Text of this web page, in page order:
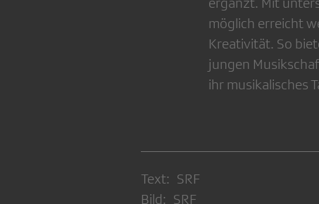
möglich erreicht
Kreativität. So
jungen
ihr musikalisches
Text: SRF
Bild: SRF